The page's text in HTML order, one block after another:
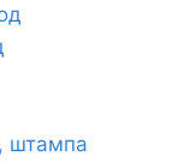
штампа